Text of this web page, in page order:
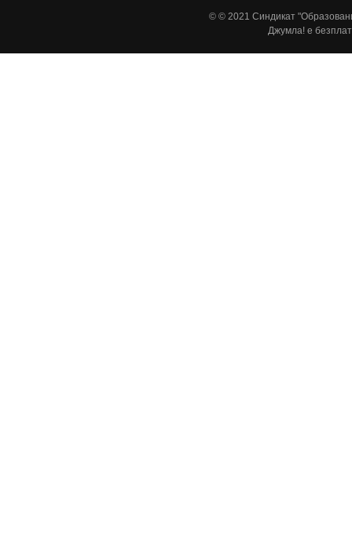
© © 2021 Синдикат
Джумла! е